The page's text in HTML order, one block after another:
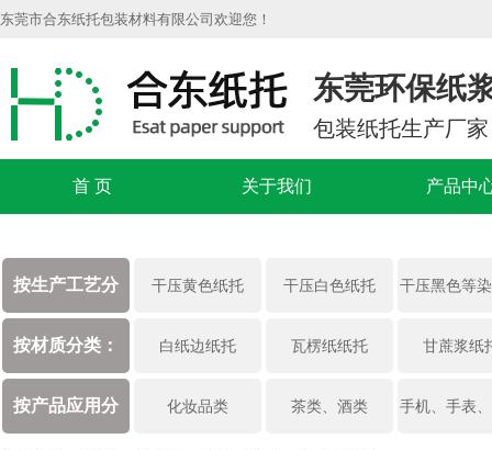
东莞市合东纸托包装材料有限公司欢迎您！
东莞环保纸
包装纸托生产厂家
首 页 关于我们 产品中
按生产工艺分
类：
干压黄色纸托 干压白色纸托 干压黑色等
托
按材质分类： 白纸边纸托 瓦楞纸纸托 甘蔗浆纸
按产品应用分 化妆品类 茶类、酒类 手机、手表